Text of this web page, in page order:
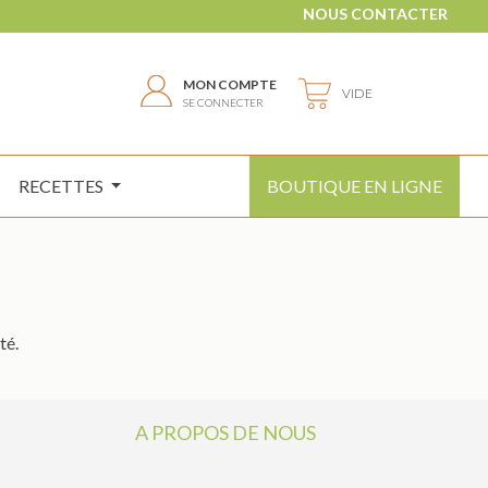
NOUS CONTACTER
MON COMPTE
SE CONNECTER
VIDE
RECETTES BOUTIQUE EN LIGNE
A PROPOS DE NOUS